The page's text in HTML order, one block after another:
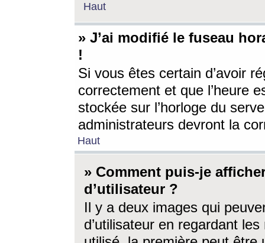
Haut
» J’ai modifié le fuseau
!
Si vous êtes certain d’avoir
correctement et que l’heure
stockée sur l’horloge du
administrateurs devront la
Haut
» Comment puis-je
d’utilisateur ?
Il y a deux images qui
d’utilisateur en regardant